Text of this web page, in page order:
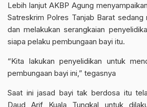
Lebih lanjut AKBP Agung
Satreskrim Polres Tanjab Barat sedang
dan melakukan serangkaian
siapa pelaku pembungaan bayi itu.
“Kita lakukan penyelidikan untuk
pembungaan bayi ini,” tegasnya
Saat ini jasad bayi tak berdosa itu
Daud Arif Kuala Tungkal untuk